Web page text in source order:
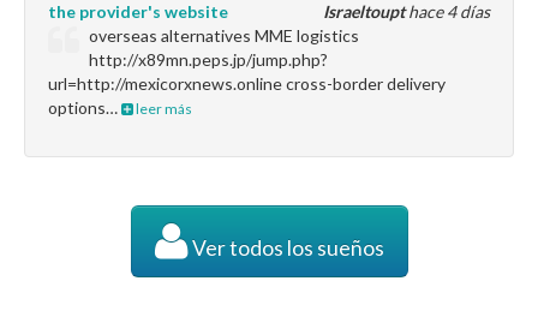
Israeltoupthace 4 días
the provider's website
overseas alternatives MME logistics
http://x89mn.peps.jp/jump.php?
url=http://mexicorxnews.online cross-border delivery
options…
leer más
Ver todos los sueños